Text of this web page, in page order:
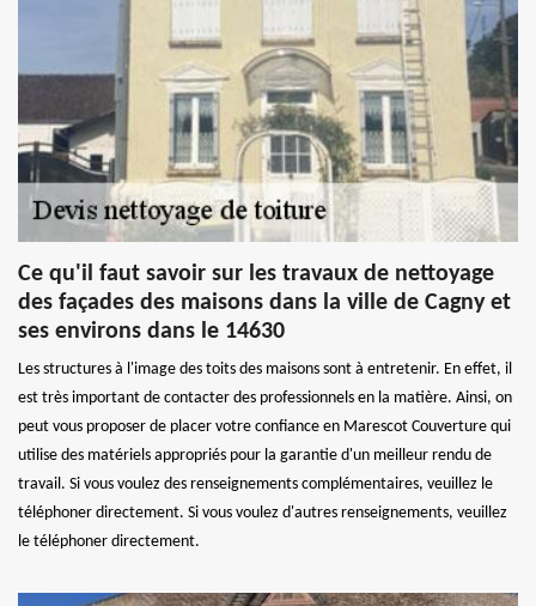
Ce qu'il faut savoir sur les travaux de nettoyage
des façades des maisons dans la ville de Cagny et
ses environs dans le 14630
Les structures à l'image des toits des maisons sont à entretenir. En effet, il
est très important de contacter des professionnels en la matière. Ainsi, on
peut vous proposer de placer votre confiance en Marescot Couverture qui
utilise des matériels appropriés pour la garantie d'un meilleur rendu de
travail. Si vous voulez des renseignements complémentaires, veuillez le
téléphoner directement. Si vous voulez d'autres renseignements, veuillez
le téléphoner directement.